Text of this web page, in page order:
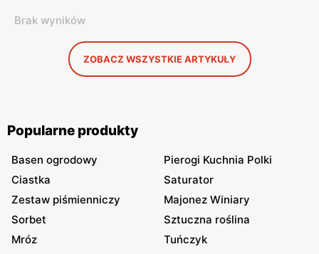
Brak wyników
ZOBACZ WSZYSTKIE ARTYKUŁY
Popularne produkty
Basen ogrodowy
Pierogi Kuchnia Polki
Ciastka
Saturator
Zestaw piśmienniczy
Majonez Winiary
Sorbet
Sztuczna roślina
Mróz
Tuńczyk